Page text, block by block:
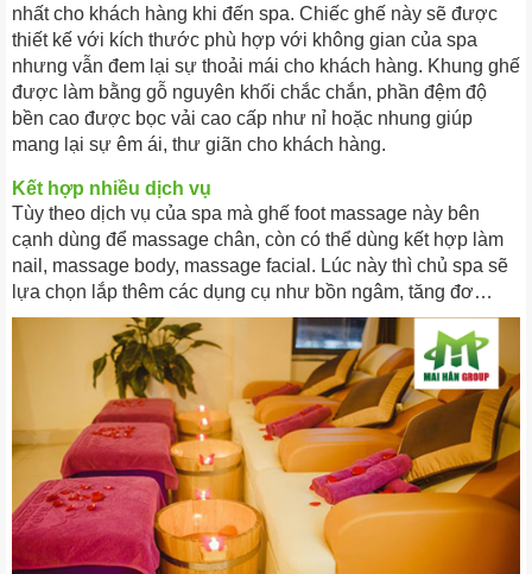
nhất cho khách hàng khi đến spa. Chiếc ghế này sẽ được
thiết kế với kích thước phù hợp với không gian của spa
nhưng vẫn đem lại sự thoải mái cho khách hàng. Khung ghế
được làm bằng gỗ nguyên khối chắc chắn, phần đệm độ
bền cao được bọc vải cao cấp như nỉ hoặc nhung giúp
mang lại sự êm ái, thư giãn cho khách hàng.
Kết hợp nhiều dịch vụ
Tùy theo dịch vụ của spa mà ghế foot massage này bên
cạnh dùng để massage chân, còn có thể dùng kết hợp làm
nail, massage body, massage facial. Lúc này thì chủ spa sẽ
lựa chọn lắp thêm các dụng cụ như bồn ngâm, tăng đơ…